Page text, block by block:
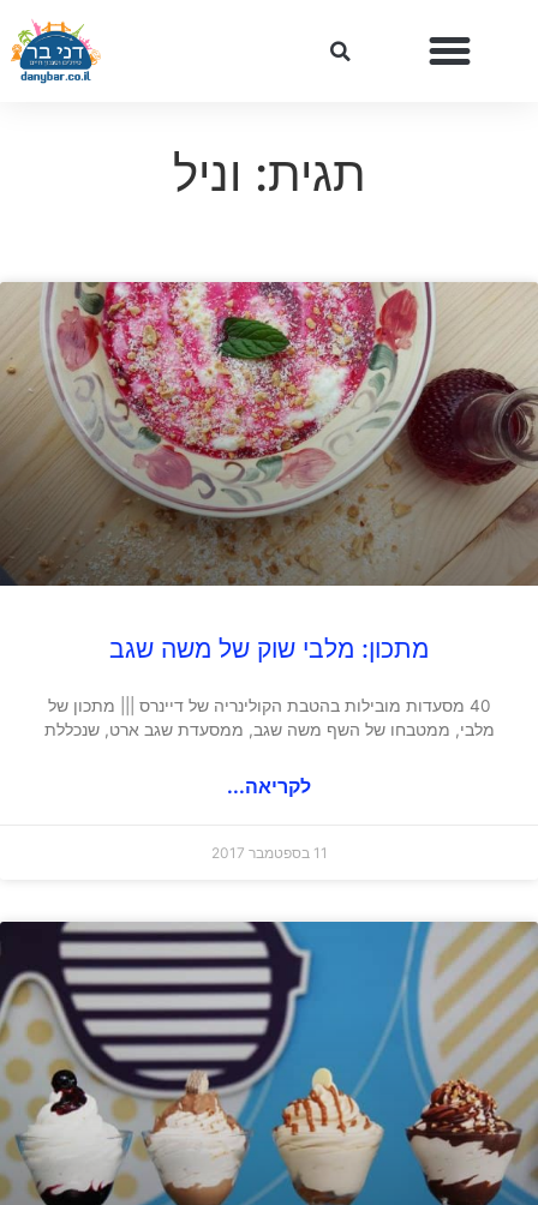
תגית: וניל
מתכון: מלבי שוק של משה שגב
40 מסעדות מובילות בהטבת הקולינריה של דיינרס ||| מתכון של
מלבי, ממטבחו של השף משה שגב, ממסעדת שגב ארט, שנכללת
לקריאה...
11 בספטמבר 2017